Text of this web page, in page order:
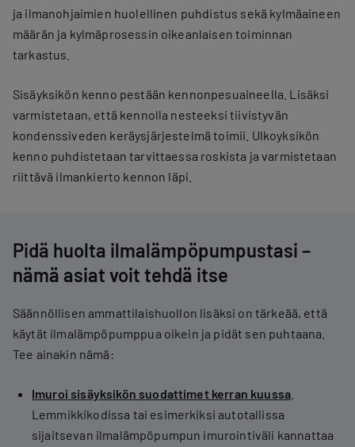
ja ilmanohjaimien huolellinen puhdistus sekä kylmäaineen
määrän ja kylmäprosessin oikeanlaisen toiminnan
tarkastus.
Sisäyksikön kenno pestään kennonpesuaineella. Lisäksi
varmistetaan, että kennolla nesteeksi tiivistyvän
kondenssiveden keräysjärjestelmä toimii. Ulkoyksikön
kenno puhdistetaan tarvittaessa roskista ja varmistetaan
riittävä ilmankierto kennon läpi.
Pidä huolta ilmalämpöpumpustasi –
nämä asiat voit tehdä itse
Säännöllisen ammattilaishuollon lisäksi on tärkeää, että
käytät ilmalämpöpumppua oikein ja pidät sen puhtaana.
Tee ainakin nämä:
Imuroi sisäyksikön suodattimet kerran kuussa
Lemmikkikodissa tai esimerkiksi autotallissa
sijaitsevan ilmalämpöpumpun imurointiväli kannattaa